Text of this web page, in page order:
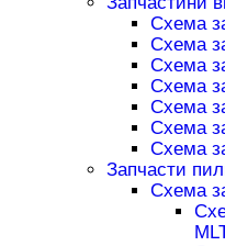
Схема
Схема
Схема
Схема
Схема
Схема
Схема
Запчасти
Схема